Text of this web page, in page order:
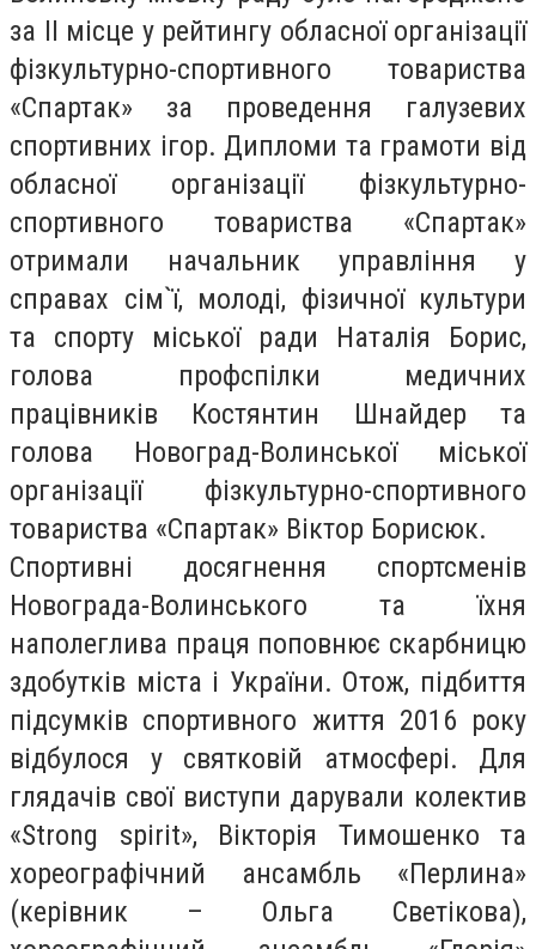
за ІІ місце у рейтингу обласної організації
фізкультурно-спортивного товариства
«Спартак» за проведення галузевих
спортивних ігор. Дипломи та грамоти від
обласної організації фізкультурно-
спортивного товариства «Спартак»
отримали начальник управління у
справах сім`ї, молоді, фізичної культури
та спорту міської ради Наталія Борис,
голова профспілки медичних
працівників Костянтин Шнайдер та
голова Новоград-Волинської міської
організації фізкультурно-спортивного
товариства «Спартак» Віктор Борисюк.
Спортивні досягнення спортсменів
Новограда-Волинського та їхня
наполеглива праця поповнює скарбницю
здобутків міста і України. Отож, підбиття
підсумків спортивного життя 2016 року
відбулося у святковій атмосфері. Для
глядачів свої виступи дарували колектив
«Strong spirit», Вікторія Тимошенко та
хореографічний ансамбль «Перлина»
(керівник – Ольга Светікова),